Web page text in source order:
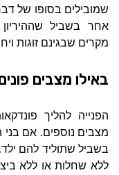
שמובילים בסופו של
אחר בשביל
מקרים שבגינם זוגות
באילו מצבים
הפנייה להליך
מצבים נוספים. אם בני
בשביל שתוליד להם ילד,
ללא שחלות או ללא